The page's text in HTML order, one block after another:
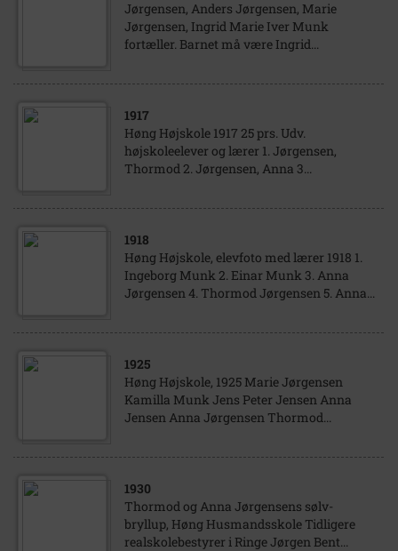
Jørgensen, Anders Jørgensen, Marie
Jørgensen, Ingrid Marie Iver Munk
fortæller. Barnet må være Ingrid...
1917
Høng Højskole 1917 25 prs. Udv.
højskoleelever og lærer 1. Jørgensen,
Thormod 2. Jørgensen, Anna 3...
1918
Høng Højskole, elevfoto med lærer 1918 1.
Ingeborg Munk 2. Einar Munk 3. Anna
Jørgensen 4. Thormod Jørgensen 5. Anna...
1925
Høng Højskole, 1925 Marie Jørgensen
Kamilla Munk Jens Peter Jensen Anna
Jensen Anna Jørgensen Thormod...
1930
Thormod og Anna Jørgensens sølv-
bryllup, Høng Husmandsskole Tidligere
realskolebestyrer i Ringe Jørgen Bent...